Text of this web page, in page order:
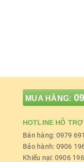
MUA HÀNG:
HOTLINE HỖ TRỢ
Bán hàng: 0979
Bảo hành: 0906
Khiếu nại: 0906